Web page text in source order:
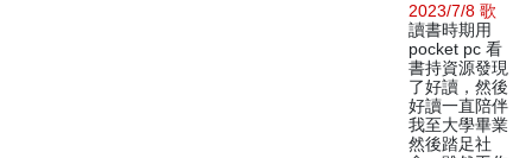
2023/7/8 歌
讀書時期用
pocket pc 看
書持資源發現
了好讀，然後
好讀一直陪伴
我至大學畢業
然後踏足社